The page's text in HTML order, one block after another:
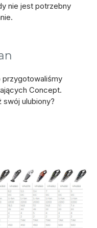
nie jest potrzebny
przygotowaliśmy
Concept.
ulubiony?